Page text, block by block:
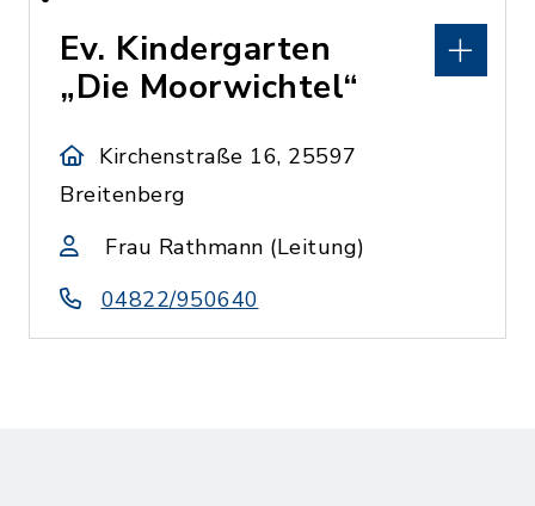
Ev. Kindergarten
„Die Moorwichtel“
Kirchenstraße 16, 25597
Breitenberg
Frau Rathmann (Leitung)
04822/950640